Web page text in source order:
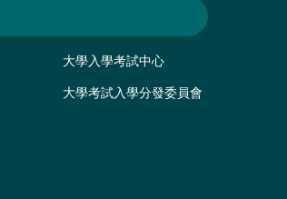
大學入學考試中心
大學考試入學分發委員會